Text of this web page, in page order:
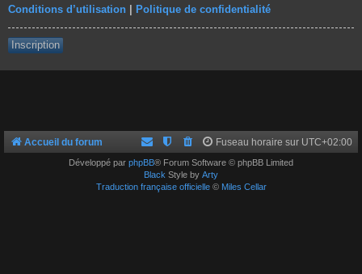
Conditions d’utilisation Politique de confidentialité
Inscription
Accueil du forum Fuseau horaire sur UTC+02:00
Développé par phpBB® Forum Software © phpBB Limited
Black Style by Arty
Traduction française officielle© Miles Cellar